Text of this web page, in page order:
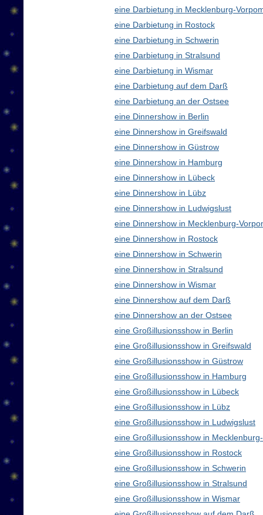
eine Darbietung in Mecklenburg-
eine Darbietung in Rostock
eine Darbietung in Schwerin
eine Darbietung in Stralsund
eine Darbietung in Wismar
eine Darbietung auf dem Darß
eine Darbietung an der Ostsee
eine Dinnershow in Berlin
eine Dinnershow in Greifswald
eine Dinnershow in Güstrow
eine Dinnershow in Hamburg
eine Dinnershow in Lübeck
eine Dinnershow in Lübz
eine Dinnershow in Ludwigslust
eine Dinnershow in Mecklenburg-
eine Dinnershow in Rostock
eine Dinnershow in Schwerin
eine Dinnershow in Stralsund
eine Dinnershow in Wismar
eine Dinnershow auf dem Darß
eine Dinnershow an der Ostsee
eine Großillusionsshow in Berlin
eine Großillusionsshow in Greifswald
eine Großillusionsshow in Güstrow
eine Großillusionsshow in Hamburg
eine Großillusionsshow in Lübeck
eine Großillusionsshow in Lübz
eine Großillusionsshow in Ludwigslust
eine Großillusionsshow in
eine Großillusionsshow in Rostock
eine Großillusionsshow in Schwerin
eine Großillusionsshow in Stralsund
eine Großillusionsshow in Wismar